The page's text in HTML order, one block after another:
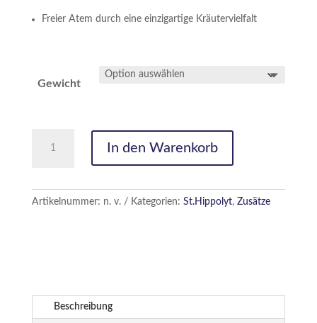
Freier Atem durch eine einzigartige Kräutervielfalt
Gewicht
Atemwegskur
In den Warenkorb
Artikelnummer: n. v. Kategorien: St.Hippolyt, Zusätze
Beschreibung